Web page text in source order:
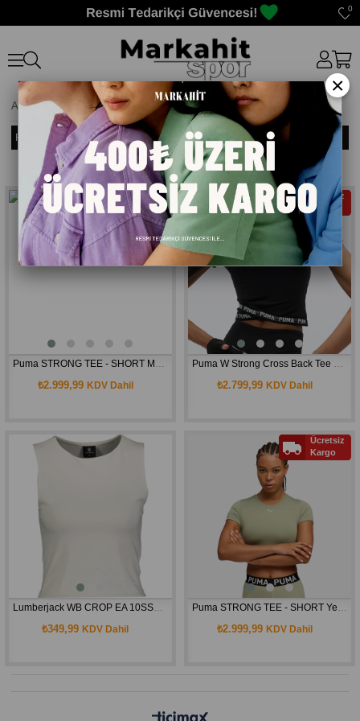
0
Anasayfa>Crop
Filtreleme Sıralama
₺2.999,99 KDV Dahil
Ücretsiz
Kargo
₺2.799,99 KDV Dahil
Ücretsiz
Kargo
Lumberjack WB CROP EA 10SS152 4FX Kadın Ekru Atlet 101532916
₺349,99KDV Dahil ₺2.999,99 KDV Dahil
Ücretsiz
Kargo
×